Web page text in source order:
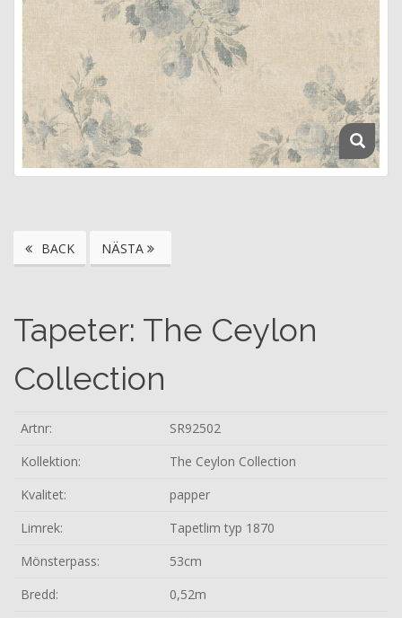
BACK NÄSTA
Tapeter: The Ceylon
Collection
Artnr:
SR92502
Kollektion:
The Ceylon Collection
Kvalitet:
papper
Limrek:
Tapetlim typ 1870
Mönsterpass:
53cm
Bredd:
0,52m